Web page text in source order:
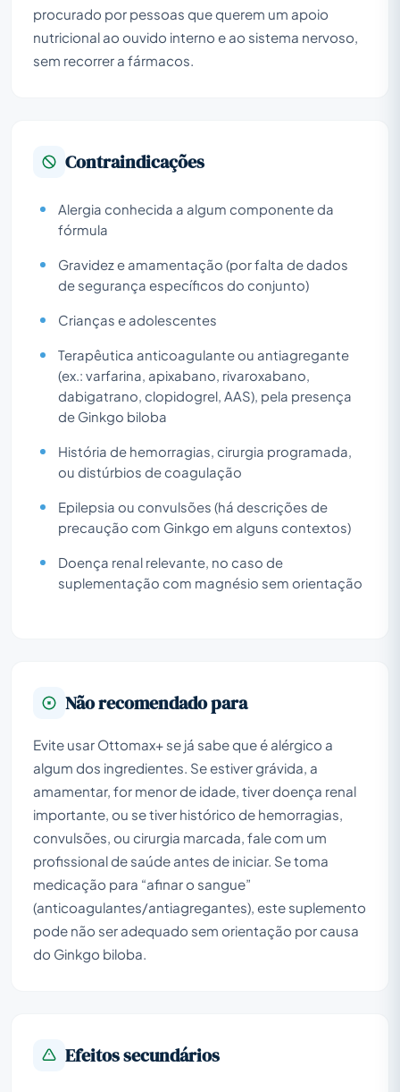
procurado por pessoas que querem um apoio
nutricional ao ouvido interno e ao sistema nervoso,
sem recorrer a fármacos.
Contraindicações
Alergia conhecida a algum componente da
fórmula
Gravidez e amamentação (por falta de dados
de segurança específicos do conjunto)
Crianças e adolescentes
Terapêutica anticoagulante ou antiagregante
(ex.: varfarina, apixabano, rivaroxabano,
dabigatrano, clopidogrel, AAS), pela presença
de Ginkgo biloba
História de hemorragias, cirurgia programada,
ou distúrbios de coagulação
Epilepsia ou convulsões (há descrições de
precaução com Ginkgo em alguns contextos)
Doença renal relevante, no caso de
suplementação com magnésio sem orientação
Não recomendado para
Evite usar Ottomax+ se já sabe que é alérgico a
algum dos ingredientes. Se estiver grávida, a
amamentar, for menor de idade, tiver doença renal
importante, ou se tiver histórico de hemorragias,
convulsões, ou cirurgia marcada, fale com um
profissional de saúde antes de iniciar. Se toma
medicação para “afinar o sangue”
(anticoagulantes/antiagregantes), este suplemento
pode não ser adequado sem orientação por causa
do Ginkgo biloba.
Efeitos secundários